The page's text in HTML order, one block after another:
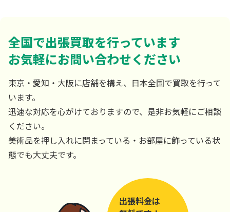
全国で出張買取を行っています
お気軽にお問い合わせください
東京・愛知・大阪に店舗を構え、日本全国で買取を行って
います。
迅速な対応を心がけておりますので、是非お気軽にご相談
ください。
美術品を押し入れに閉まっている・お部屋に飾っている状
態でも大丈夫です。
出張料金は